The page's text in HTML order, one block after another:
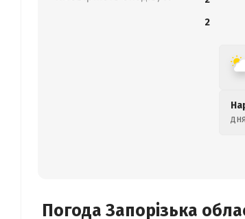
2
Погода Запорізька